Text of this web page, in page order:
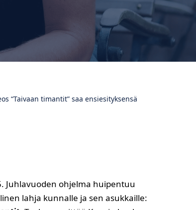
“Taivaan timantit” saa ensiesityksensä
Juhlavuoden ohjelma huipentuu
lahja kunnalle ja sen asukkaille: